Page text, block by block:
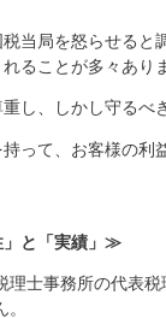
当局を怒らせると
ることが多々あり
し、しかし守るべ
って、お客様の利
と「実績」≫
理士事務所の代表税